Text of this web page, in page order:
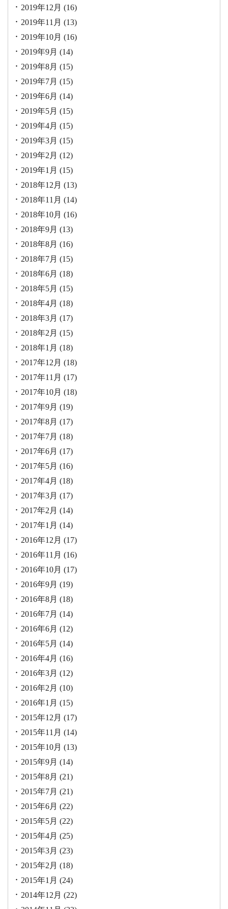
2019年12月 (16)
2019年11月 (13)
2019年10月 (16)
2019年9月 (14)
2019年8月 (15)
2019年7月 (15)
2019年6月 (14)
2019年5月 (15)
2019年4月 (15)
2019年3月 (15)
2019年2月 (12)
2019年1月 (15)
2018年12月 (13)
2018年11月 (14)
2018年10月 (16)
2018年9月 (13)
2018年8月 (16)
2018年7月 (15)
2018年6月 (18)
2018年5月 (15)
2018年4月 (18)
2018年3月 (17)
2018年2月 (15)
2018年1月 (18)
2017年12月 (18)
2017年11月 (17)
2017年10月 (18)
2017年9月 (19)
2017年8月 (17)
2017年7月 (18)
2017年6月 (17)
2017年5月 (16)
2017年4月 (18)
2017年3月 (17)
2017年2月 (14)
2017年1月 (14)
2016年12月 (17)
2016年11月 (16)
2016年10月 (17)
2016年9月 (19)
2016年8月 (18)
2016年7月 (14)
2016年6月 (12)
2016年5月 (14)
2016年4月 (16)
2016年3月 (12)
2016年2月 (10)
2016年1月 (15)
2015年12月 (17)
2015年11月 (14)
2015年10月 (13)
2015年9月 (14)
2015年8月 (21)
2015年7月 (21)
2015年6月 (22)
2015年5月 (22)
2015年4月 (25)
2015年3月 (23)
2015年2月 (18)
2015年1月 (24)
2014年12月 (22)